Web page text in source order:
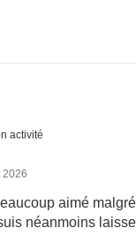
activité
2026
aimé
néanmoins